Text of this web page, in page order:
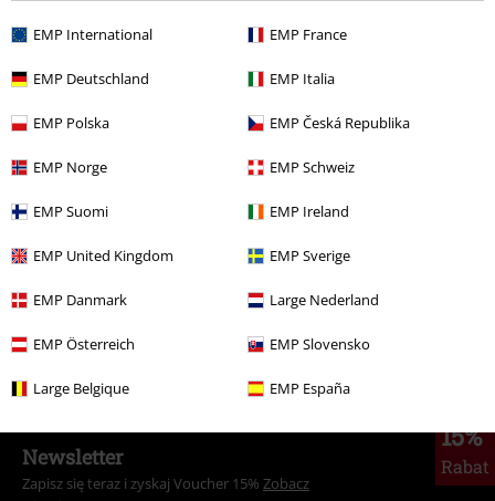
EMP International EMP France
EMP Deutschland EMP Italia
EMP Polska EMP Česká Republika
EMP Norge EMP Schweiz
EMP Suomi EMP Ireland
EMP United Kingdom EMP Sverige
EMP Danmark Large Nederland
EMP Österreich EMP Slovensko
Large Belgique EMP España
Więcej kategorii. Więcej możliwości.
Wyprzedaż %
Wyprzedaż %
Rozrywka
Dzieci Niemowlęta (rozmiary do 92) Body i Śpioszki
Dzieci Dzieci Body i Śpioszki
15%
Rabat
Newsletter
Zapisz się teraz i zyskaj Voucher 15% Zobacz